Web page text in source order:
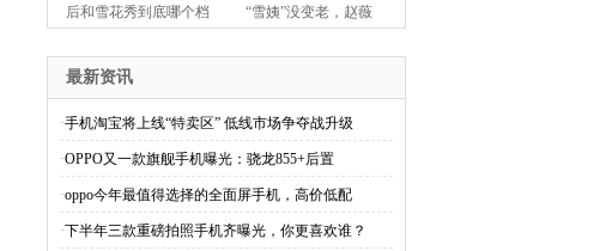
后和雪花秀到底哪个档 “雪姨”没变老，赵薇
最新资讯
·手机淘宝将上线“特卖区” 低线市场争夺战升级
·OPPO又一款旗舰手机曝光：骁龙855+后置
·oppo今年最值得选择的全面屏手机，高价低配
·下半年三款重磅拍照手机齐曝光，你更喜欢谁？